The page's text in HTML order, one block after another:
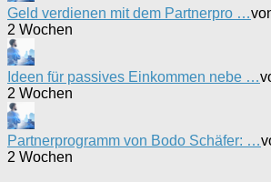
Geld verdienen mit dem Partnerpro …
2 Wochen
Ideen für passives Einkommen nebe …
2 Wochen
Partnerprogramm von Bodo Schäfer: …
2 Wochen